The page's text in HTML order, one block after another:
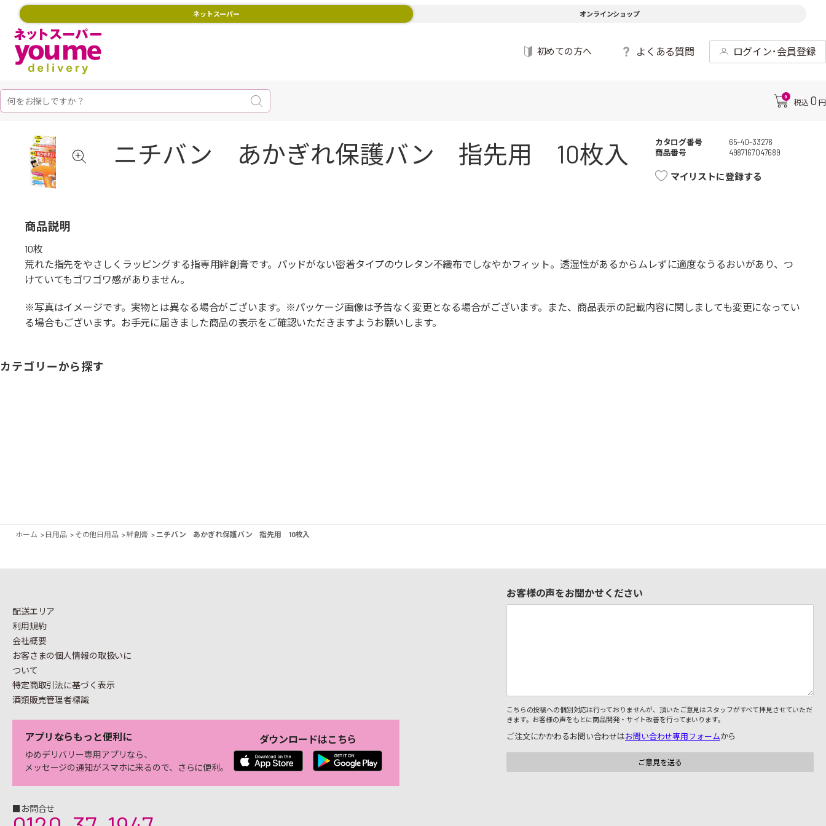
ネットスーパー オンラインショップ
初めての方へ よくある質問 ログイン･会員登録
0
税込 0 円
ニチバン あかぎれ保護バン 指先用 10枚入 カタログ番号
65-40-33276
商品番号
4987167047689
マイリストに登録する
商品説明
10枚
荒れた指先をやさしくラッピングする指専用絆創膏です。パッドがない密着タイプのウレタン不織布でしなやかフィット。透湿性があるからムレずに適度なうるおいがあり、つ
けていてもゴワゴワ感がありません。
※写真はイメージです。実物とは異なる場合がございます。※パッケージ画像は予告なく変更となる場合がございます。また、商品表示の記載内容に関しましても変更になってい
る場合もございます。お手元に届きました商品の表示をご確認いただきますようお願いします。
カテゴリーから探す
ホーム >日用品 > その他日用品 >絆創膏 > ニチバン あかぎれ保護バン 指先用 10枚入
配送エリア
利用規約
会社概要
お客さまの個人情報の取扱いに
ついて
特定商取引法に基づく表示
酒類販売管理者標識
アプリならもっと便利に
ゆめデリバリー専用アプリなら、
メッセージの通知がスマホに来るので、さらに便利。
ダウンロードはこちら
■お問合せ
お客様の声をお聞かせください
こちらの投稿への個別対応は行っておりませんが、頂いたご意見はスタッフがすべて拝見させていただ
きます。お客様の声をもとに商品開発・サイト改善を行ってまいります。
ご注文にかかわるお問い合わせはお問い合わせ専用フォームから